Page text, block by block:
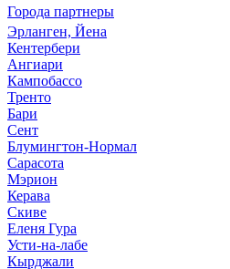
Города партнеры
Эрланген, Йена
Кентербери
Ангиари
Кампобассо
Тренто
Бари
Сент
Блумингтон-Нормал
Сарасота
Мэрион
Керава
Скиве
Еленя Гура
Усти-на-лабе
Кырджали